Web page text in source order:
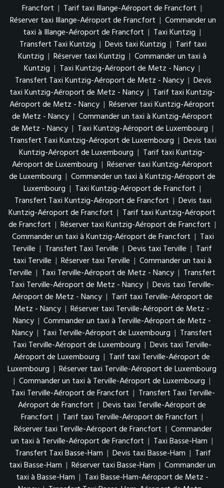
Francfort | Tarif taxi Illange-Aéroport de Francfort |
Réserver taxi Illange-Aéroport de Francfort | Commander un
taxi à Illange-Aéroport de Francfort | Taxi Kuntzig |
Transfert Taxi Kuntzig | Devis taxi Kuntzig | Tarif taxi
Kuntzig | Réserver taxi Kuntzig | Commander un taxi à
Kuntzig | Taxi Kuntzig-Aéroport de Metz - Nancy |
Transfert Taxi Kuntzig-Aéroport de Metz - Nancy | Devis
taxi Kuntzig-Aéroport de Metz - Nancy | Tarif taxi Kuntzig-
Aéroport de Metz - Nancy | Réserver taxi Kuntzig-Aéroport
de Metz - Nancy | Commander un taxi à Kuntzig-Aéroport
de Metz - Nancy | Taxi Kuntzig-Aéroport de Luxembourg |
Transfert Taxi Kuntzig-Aéroport de Luxembourg | Devis taxi
Kuntzig-Aéroport de Luxembourg | Tarif taxi Kuntzig-
Aéroport de Luxembourg | Réserver taxi Kuntzig-Aéroport
de Luxembourg | Commander un taxi à Kuntzig-Aéroport de
Luxembourg | Taxi Kuntzig-Aéroport de Francfort |
Transfert Taxi Kuntzig-Aéroport de Francfort | Devis taxi
Kuntzig-Aéroport de Francfort | Tarif taxi Kuntzig-Aéroport
de Francfort | Réserver taxi Kuntzig-Aéroport de Francfort |
Commander un taxi à Kuntzig-Aéroport de Francfort | Taxi
Terville | Transfert Taxi Terville | Devis taxi Terville | Tarif
taxi Terville | Réserver taxi Terville | Commander un taxi à
Terville | Taxi Terville-Aéroport de Metz - Nancy | Transfert
Taxi Terville-Aéroport de Metz - Nancy | Devis taxi Terville-
Aéroport de Metz - Nancy | Tarif taxi Terville-Aéroport de
Metz - Nancy | Réserver taxi Terville-Aéroport de Metz -
Nancy | Commander un taxi à Terville-Aéroport de Metz -
Nancy | Taxi Terville-Aéroport de Luxembourg | Transfert
Taxi Terville-Aéroport de Luxembourg | Devis taxi Terville-
Aéroport de Luxembourg | Tarif taxi Terville-Aéroport de
Luxembourg | Réserver taxi Terville-Aéroport de Luxembourg
| Commander un taxi à Terville-Aéroport de Luxembourg |
Taxi Terville-Aéroport de Francfort | Transfert Taxi Terville-
Aéroport de Francfort | Devis taxi Terville-Aéroport de
Francfort | Tarif taxi Terville-Aéroport de Francfort |
Réserver taxi Terville-Aéroport de Francfort | Commander
un taxi à Terville-Aéroport de Francfort | Taxi Basse-Ham |
Transfert Taxi Basse-Ham | Devis taxi Basse-Ham | Tarif
taxi Basse-Ham | Réserver taxi Basse-Ham | Commander un
taxi à Basse-Ham | Taxi Basse-Ham-Aéroport de Metz -